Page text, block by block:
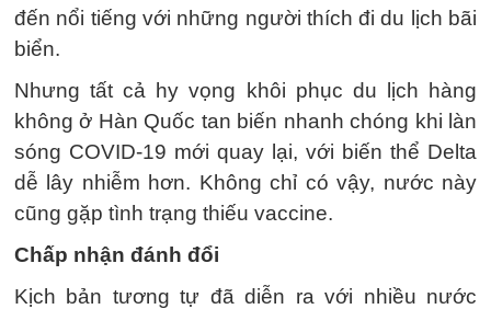
đến nổi tiếng với những người thích đi du lịch bãi
biển.
Nhưng tất cả hy vọng khôi phục du lịch hàng
không ở Hàn Quốc tan biến nhanh chóng khi làn
sóng COVID-19 mới quay lại, với biến thể Delta
dễ lây nhiễm hơn. Không chỉ có vậy, nước này
cũng gặp tình trạng thiếu vaccine.
Chấp nhận đánh đổi
Kịch bản tương tự đã diễn ra với nhiều nước